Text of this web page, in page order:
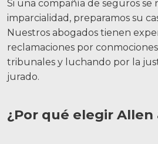
Si una compañía de seguros se
imparcialidad, preparamos su
Nuestros abogados tienen
reclamaciones por
tribunales y luchando por la
jurado.
¿Por qué elegir Allen